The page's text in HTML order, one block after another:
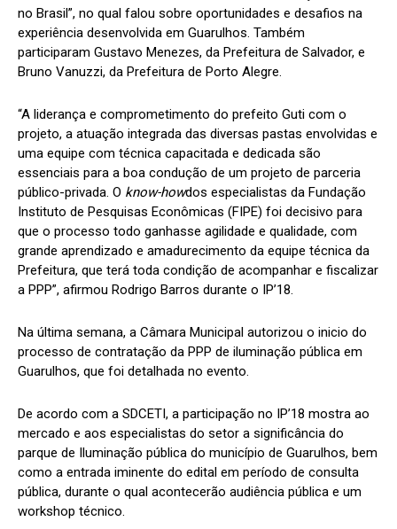
no Brasil”, no qual falou sobre oportunidades e desafios na
experiência desenvolvida em Guarulhos. Também
participaram Gustavo Menezes, da Prefeitura de Salvador, e
Bruno Vanuzzi, da Prefeitura de Porto Alegre.
“A liderança e comprometimento do prefeito Guti com o
projeto, a atuação integrada das diversas pastas envolvidas e
uma equipe com técnica capacitada e dedicada são
essenciais para a boa condução de um projeto de parceria
público-privada. O know-howdos especialistas da Fundação
Instituto de Pesquisas Econômicas (FIPE) foi decisivo para
que o processo todo ganhasse agilidade e qualidade, com
grande aprendizado e amadurecimento da equipe técnica da
Prefeitura, que terá toda condição de acompanhar e fiscalizar
a PPP”, afirmou Rodrigo Barros durante o IP’18.
Na última semana, a Câmara Municipal autorizou o inicio do
processo de contratação da PPP de iluminação pública em
Guarulhos, que foi detalhada no evento.
De acordo com a SDCETI, a participação no IP’18 mostra ao
mercado e aos especialistas do setor a significância do
parque de Iluminação pública do município de Guarulhos, bem
como a entrada iminente do edital em período de consulta
pública, durante o qual acontecerão audiência pública e um
workshop técnico.